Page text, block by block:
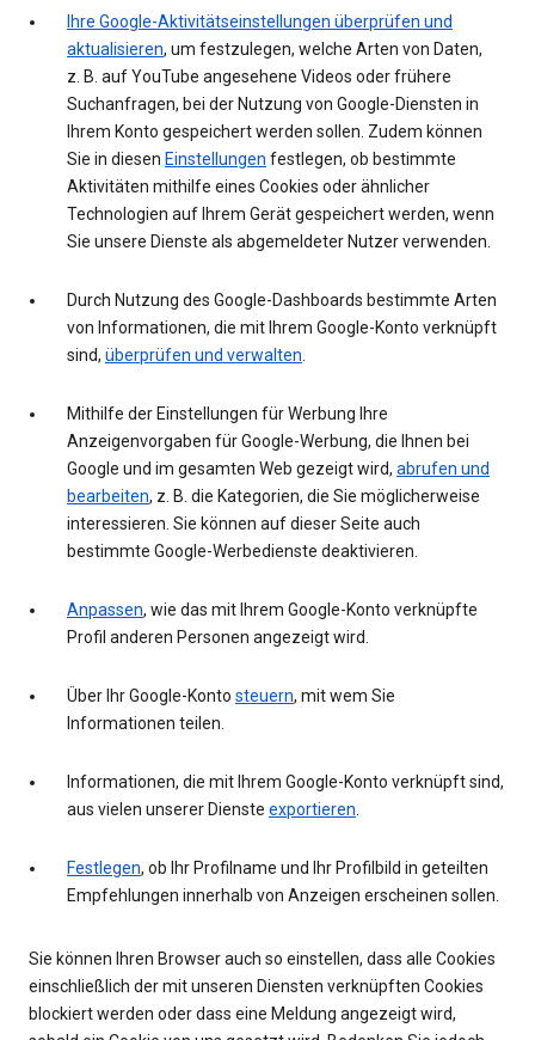
Ihre Google-Aktivitätseinstellungen überprüfen und
aktualisieren, um festzulegen, welche Arten von Daten,
z. B. auf YouTube angesehene Videos oder frühere
Suchanfragen, bei der Nutzung von Google-Diensten in
Ihrem Konto gespeichert werden sollen. Zudem können
Sie in diesen Einstellungen festlegen, ob bestimmte
Aktivitäten mithilfe eines Cookies oder ähnlicher
Technologien auf Ihrem Gerät gespeichert werden, wenn
Sie unsere Dienste als abgemeldeter Nutzer verwenden.
Durch Nutzung des Google-Dashboards bestimmte Arten
von Informationen, die mit Ihrem Google-Konto verknüpft
sind, überprüfen und verwalten.
Mithilfe der Einstellungen für Werbung Ihre
Anzeigenvorgaben für Google-Werbung, die Ihnen bei
Google und im gesamten Web gezeigt wird, abrufen und
bearbeiten, z. B. die Kategorien, die Sie möglicherweise
interessieren. Sie können auf dieser Seite auch
bestimmte Google-Werbedienste deaktivieren.
Anpassen, wie das mit Ihrem Google-Konto verknüpfte
Profil anderen Personen angezeigt wird.
Über Ihr Google-Konto steuern, mit wem Sie
Informationen teilen.
Informationen, die mit Ihrem Google-Konto verknüpft sind,
aus vielen unserer Dienste exportieren.
Festlegen, ob Ihr Profilname und Ihr Profilbild in geteilten
Empfehlungen innerhalb von Anzeigen erscheinen sollen.
Sie können Ihren Browser auch so einstellen, dass alle Cookies
einschließlich der mit unseren Diensten verknüpften Cookies
blockiert werden oder dass eine Meldung angezeigt wird,